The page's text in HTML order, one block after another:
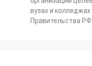
вузах и
Правительства